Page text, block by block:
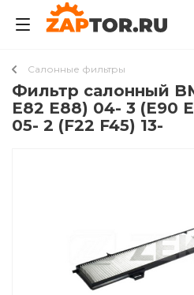
Салонные фильтры
Фильтр салонный
E82 E88) 04- 3 (E90
05- 2 (F22 F45) 13-